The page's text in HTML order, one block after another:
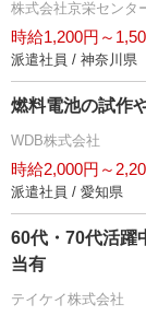
株式会社京栄センタ
時給1,200円～
派遣社員 / 神奈川県
燃料電池の試作
WDB株式会社
時給2,000円～
派遣社員 / 愛知県
60代・70代活躍
当有
テイケイ株式会社